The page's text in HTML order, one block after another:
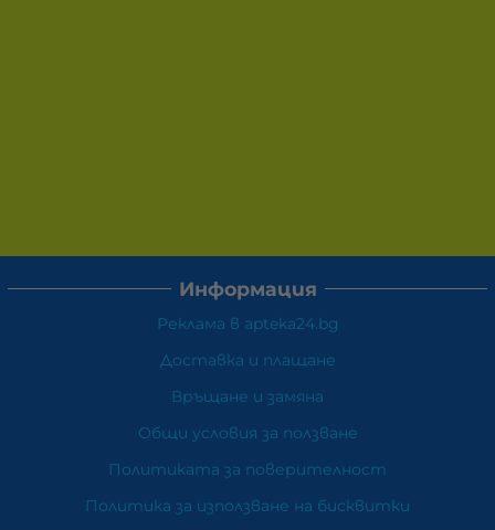
Информация
Реклама в apteka24.bg
Доставка и плащане
Връщане и замяна
Общи условия за ползване
Политиката за поверителност
Политика за използване на бисквитки